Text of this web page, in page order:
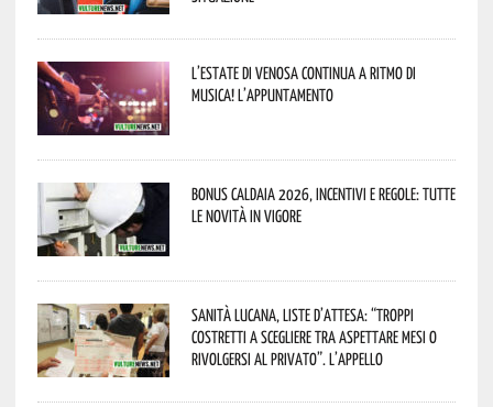
L’estate di Venosa continua a ritmo di
musica! L’appuntamento
Bonus caldaia 2026, incentivi e regole: tutte
le novità in vigore
Sanità lucana, liste d’attesa: “Troppi
costretti a scegliere tra aspettare mesi o
rivolgersi al privato”. L’appello